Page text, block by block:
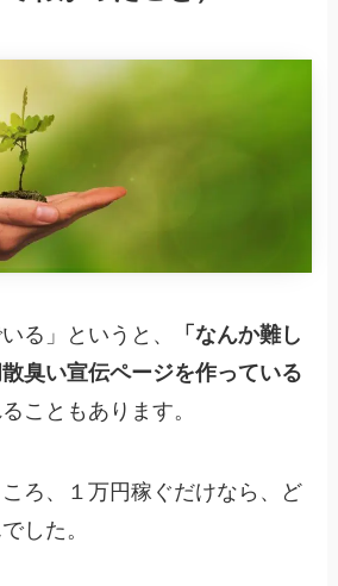
る」というと、
「なんか難し
散臭い宣伝ページを作っている
こともあります。
ろ、１万円稼ぐだけなら、ど
した。